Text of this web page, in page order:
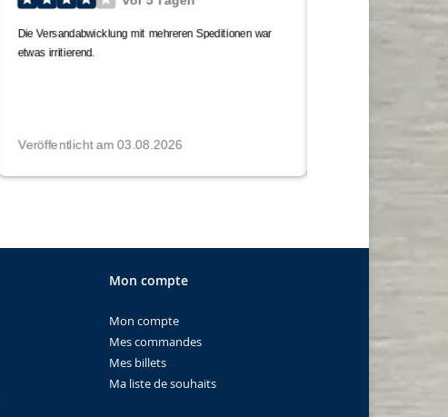
Mon compte
Mon compte
Mes commandes
Mes billets
Ma liste de souhaits